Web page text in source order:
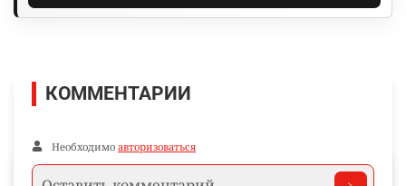
КОММЕНТАРИИ
Необходимо авторизоваться